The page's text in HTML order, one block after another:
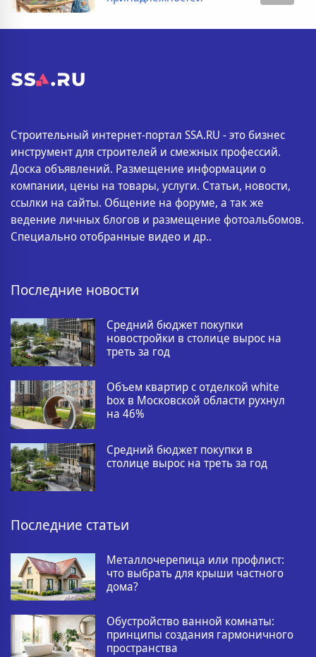
Строительный интернет-портал SSA.RU - это бизнес
инструмент для строителей и смежных профессий.
Доска объявлений. Размещение информации о
компании, цены на товары, услуги. Статьи, новости,
ссылки на сайты. Общение на форуме, а так же
ведение личных блогов и размещение фотоальбомов.
Специально отобранные видео и др..
Последние новости
Средний бюджет покупки
новостройки в столице вырос на
треть за год
Объем квартир с отделкой white
box в Московской области рухнул
на 46%
Средний бюджет покупки в
столице вырос на треть за год
Последние статьи
Металлочерепица или профлист:
что выбрать для крыши частного
дома?
Обустройство ванной комнаты:
принципы создания гармоничного
пространства